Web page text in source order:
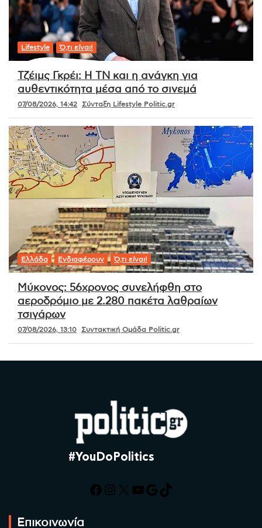
Lifestyle Ό,τι είναι!
Τζέιμς Γκρέι: Η ΤΝ και η ανάγκη για
αυθεντικότητα μέσα από το σινεμά
07/08/2026, 14:42 Σύνταξη Lifestyle Politic.gr
Ελλάδα Ενδιαφέρουν Ό,τι είναι!
Μύκονος: 56χρονος συνελήφθη στο
αεροδρόμιο με 2.280 πακέτα λαθραίων
τσιγάρων
07/08/2026, 13:10 Συντακτική Ομάδα Politic.gr
#YouDoPolitics
Facebook
Instagram
X YouTube
Google
TikTok
Επικοινωνία